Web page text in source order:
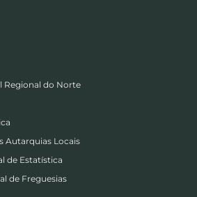
Regional do Norte
Autarquias Locais
de Estatística
de Freguesias